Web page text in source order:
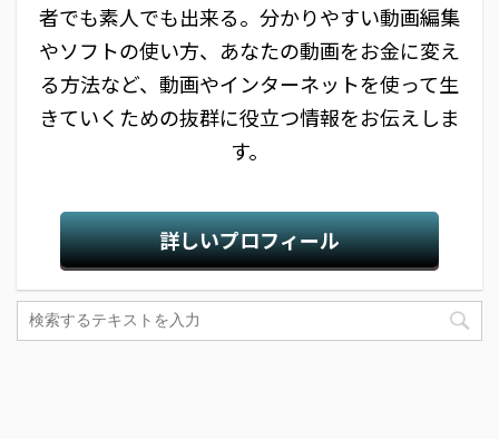
者でも素人でも出来る。分かりやすい動画編集
やソフトの使い方、あなたの動画をお金に変え
る方法など、動画やインターネットを使って生
きていくための抜群に役立つ情報をお伝えしま
す。
詳しいプロフィール